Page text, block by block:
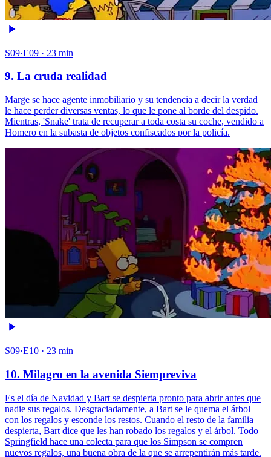
S09·E09 · 23 min
9. La cruda realidad
Marge se hace agente inmobiliario y su tendencia a decir la verdad
le hace perder diversas ventas, lo que le pone al borde del despido.
Mientras, 'Snake' trata de recuperar a toda costa su coche, vendido a
Homero en la subasta de objetos confiscados por la policía.
S09·E10 · 23 min
10. Milagro en la avenida Siempreviva
Es el día de Navidad y Bart se despierta pronto para abrir antes que
nadie sus regalos. Desgraciadamente, a Bart se le quema el árbol
con los regalos y esconde los restos. Cuando el resto de la familia
despierta, Bart dice que les han robado los regalos y el árbol. Todo
Springfield hace una colecta para que los Simpson se compren
nuevos regalos, una buena obra de la que se arrepentirán más tarde.